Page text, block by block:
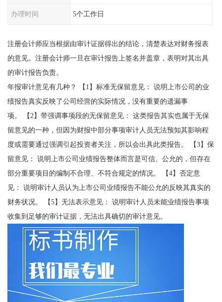
办理时间 5个工作日
注册会计师应当根据由审计证据得出的结论，清楚表达对财务报表
的意见。注册会计师一旦在审计报告上签名并盖章，表明对其出具
的审计报告负责。
年报审计意见有几种？ 【1】标准无保留意见： 说明上市公司的业
绩报告真实反映了公司经营的实际情况，没有重要的遗漏事
项。 【2】带强调事项段的无保留意见： 这类报告其实也属于无保
留意见的一种，但因为财报中部分事项审计人员无法预知其影响程
度或需要通过强调引起投资者关注，所以会出具此类报告。 【3】保
留意见： 说明上市公司业绩报告整体而言是可信、公允的，但存在
部分重要项目的编制不合理、不符合规定的情况。 【4】否定意
见： 说明审计人员认为上市公司业绩报告不能公允的反映其真实的
财务状况。 【5】无法表示意见： 说明审计人员未能业绩报告事项
收集到足够的审计证据，无法出具确切的审计意见。